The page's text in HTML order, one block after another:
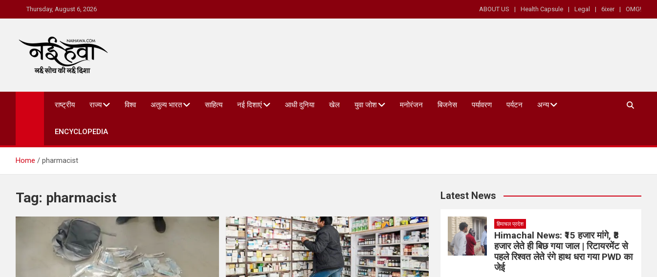
Thursday, August 6, 2026 ABOUT US Health Capsule Legal 6ixer OMG!
Nai Hawa
राष्ट्रीय राज्य विश्व अतुल्य भारत साहित्य नई दिशाएं आधी दुनिया खेल युवा जोश मनोरंजन बिजनेस पर्यावरण पर्यटन अन्य
ENCYCLOPEDIA
Home pharmacist
Tag: pharmacist Latest News
हिमाचल प्रदेश
Himachal News: ₹15 हजार मांगे, ₹8
हजार लेते ही बिछ गया जाल | रिटायरमेंट से
पहले रिश्वत लेते रंगे हाथ धरा गया PWD का
जेई